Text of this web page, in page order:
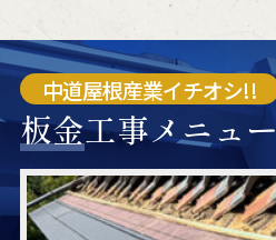
中道屋根産業イチオシ!!
板金工事メニュー